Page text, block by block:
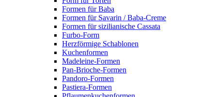
Formen für Baba
Formen für Savarin / Baba-Creme
Formen für sizilianische Cassata
Furbo-Form
Herzförmige Schablonen
Kuchenformen
Madeleine-Formen
Pan-Brioche-Formen
Pandoro-Formen
Pastiera-Formen